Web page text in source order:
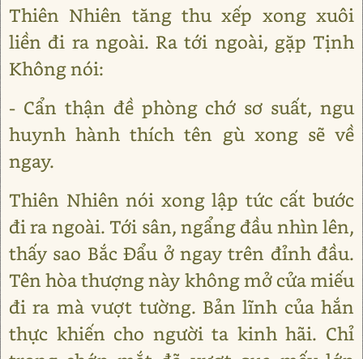
Thiên Nhiên tăng thu xếp xong xuôi
liền đi ra ngoài. Ra tới ngoài, gặp Tịnh
Không nói:
- Cẩn thận đề phòng chớ sơ suất, ngu
huynh hành thích tên gù xong sẽ về
ngay.
Thiên Nhiên nói xong lập tức cất bước
đi ra ngoài. Tới sân, ngẩng đầu nhìn lên,
thấy sao Bắc Đẩu ở ngay trên đỉnh đầu.
Tên hòa thượng này không mở cửa miếu
đi ra mà vượt tường. Bản lĩnh của hắn
thực khiến cho người ta kinh hãi. Chỉ